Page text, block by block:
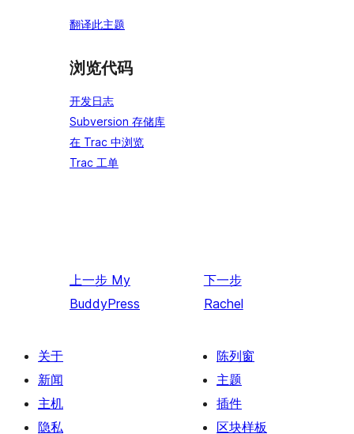
翻译此主题
浏览代码
开发日志
Subversion 存储库
在 Trac 中浏览
Trac 工单
上一步 My
BuddyPress
下一步
Rachel
关于
新闻
主机
隐私
陈列窗
主题
插件
区块样板